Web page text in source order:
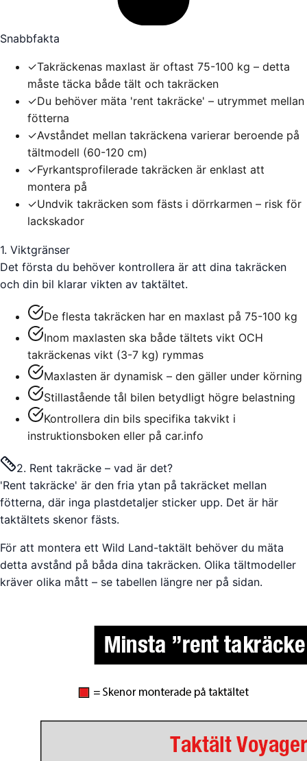
Snabbfakta
✓Takräckenas maxlast är oftast 75-100 kg – detta
måste täcka både tält och takräcken
✓Du behöver mäta 'rent takräcke' – utrymmet mellan
fötterna
✓Avståndet mellan takräckena varierar beroende på
tältmodell (60-120 cm)
✓Fyrkantsprofilerade takräcken är enklast att
montera på
✓Undvik takräcken som fästs i dörrkarmen – risk för
lackskador
1. Viktgränser
Det första du behöver kontrollera är att dina takräcken
och din bil klarar vikten av taktältet.
De flesta takräcken har en maxlast på 75-100 kg
Inom maxlasten ska både tältets vikt OCH
takräckenas vikt (3-7 kg) rymmas
Maxlasten är dynamisk – den gäller under körning
Stillastående tål bilen betydligt högre belastning
Kontrollera din bils specifika takvikt i
instruktionsboken eller på car.info
2. Rent takräcke – vad är det?
'Rent takräcke' är den fria ytan på takräcket mellan
fötterna, där inga plastdetaljer sticker upp. Det är här
taktältets skenor fästs.
För att montera ett Wild Land-taktält behöver du mäta
detta avstånd på båda dina takräcken. Olika tältmodeller
kräver olika mått – se tabellen längre ner på sidan.